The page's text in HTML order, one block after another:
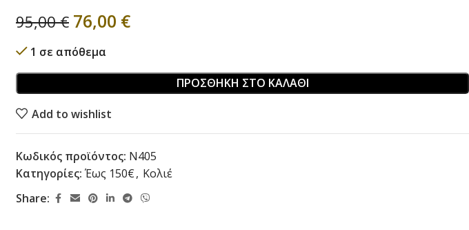
95,00€ 76,00 €
1 σε απόθεμα
ΠΡΟΣΘΉΚΗ ΣΤΟ ΚΑΛΆΘΙ
Add to wishlist
Κωδικός προϊόντος: N405
Κατηγορίες: Έως 150€, Κολιέ
Share: